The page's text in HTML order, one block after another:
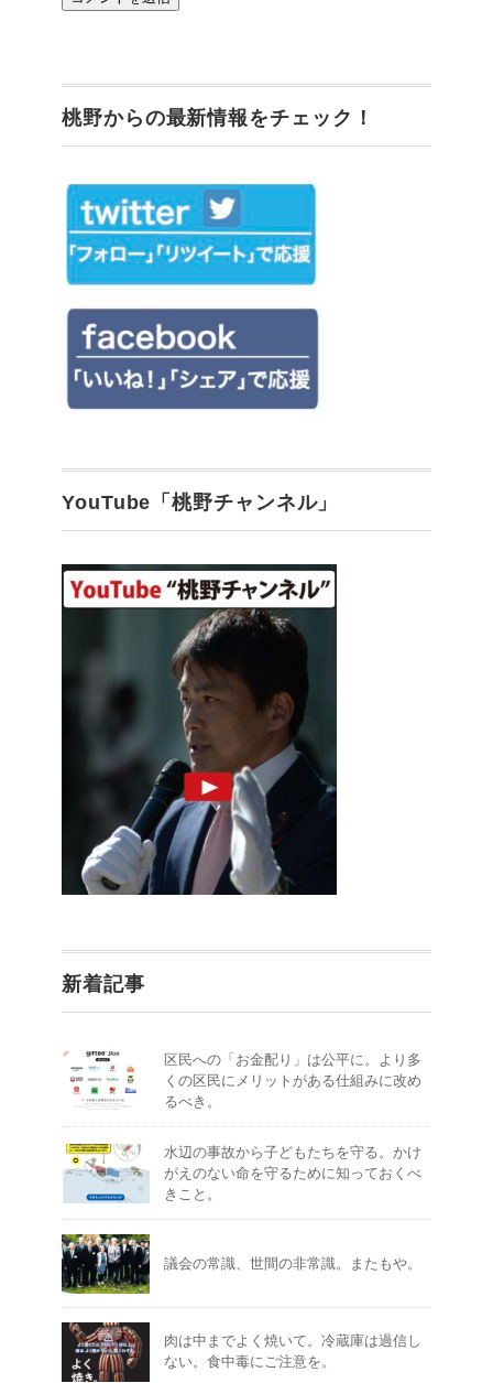
桃野からの最新情報をチェック！
YouTube「桃野チャンネル」
新着記事
区民への「お金配り」は公平に。より多
くの区民にメリットがある仕組みに改め
るべき。
水辺の事故から子どもたちを守る。かけ
がえのない命を守るために知っておくべ
きこと。
議会の常識、世間の非常識。またもや。
肉は中までよく焼いて。冷蔵庫は過信し
ない。食中毒にご注意を。